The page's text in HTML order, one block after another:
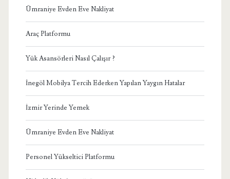
Ümraniye Evden Eve Nakliyat
Araç Platformu
Yük Asansörleri Nasıl Çalışır ?
İnegöl Mobilya Tercih Ederken Yapılan Yaygın Hatalar
İzmir Yerinde Yemek
Ümraniye Evden Eve Nakliyat
Personel Yükseltici Platformu